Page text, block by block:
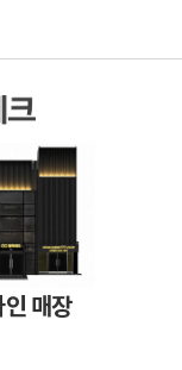
매장